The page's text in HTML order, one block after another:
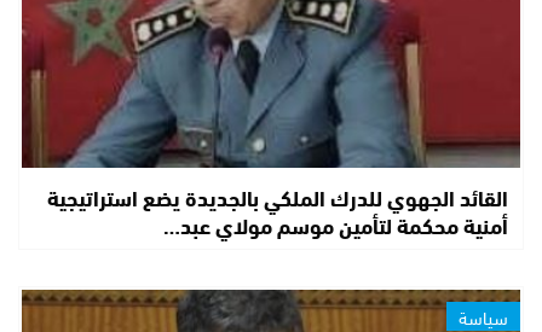
القائد الجهوي للدرك الملكي بالجديدة يضع استراتيجية
أمنية محكمة لتأمين موسم مولاي عبد…
سياسة